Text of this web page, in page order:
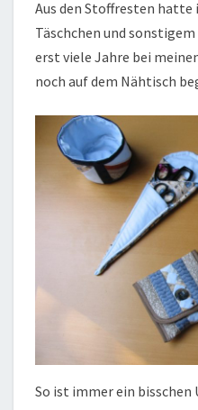
Aus den Stoffresten
Täschchen und
erst viele Jahre bei
noch auf dem Nähtisch
So ist immer ein bisschen